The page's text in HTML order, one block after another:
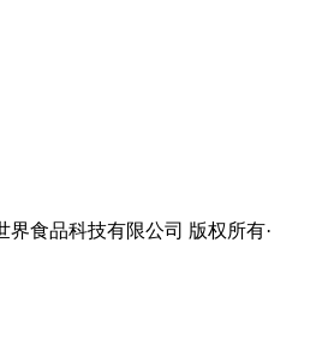
界食品科技有限公司 版权所有·